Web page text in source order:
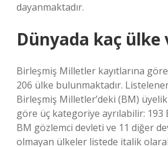
dayanmaktadır.
Dünyada kaç ülke
Birleşmiş Milletler kayıtlarına
206 ülke bulunmaktadır.
Birleşmiş Milletler’deki (BM)
göre üç kategoriye ayrılabilir: 193
BM gözlemci devleti ve 11 diğer
olmayan ülkeler listede italik